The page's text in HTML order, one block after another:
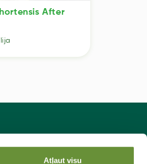
Atļaut visu
After